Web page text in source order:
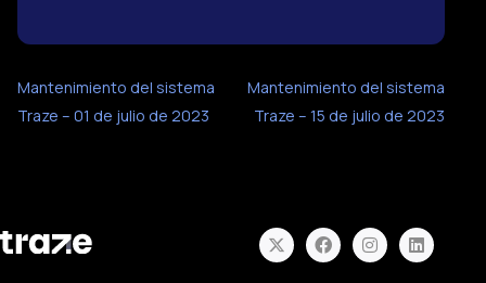
Mantenimiento del sistema
Traze – 01 de julio de 2023
Mantenimiento del sistema
Traze – 15 de julio de 2023